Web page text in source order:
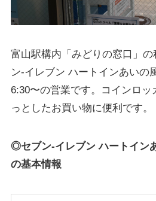
富山駅構内「みどりの窓口」
ン-イレブン ハートインあいの
6:30〜の営業です。コインロッ
っとしたお買い物に便利です。
◎セブン-イレブン ハートイン
の基本情報